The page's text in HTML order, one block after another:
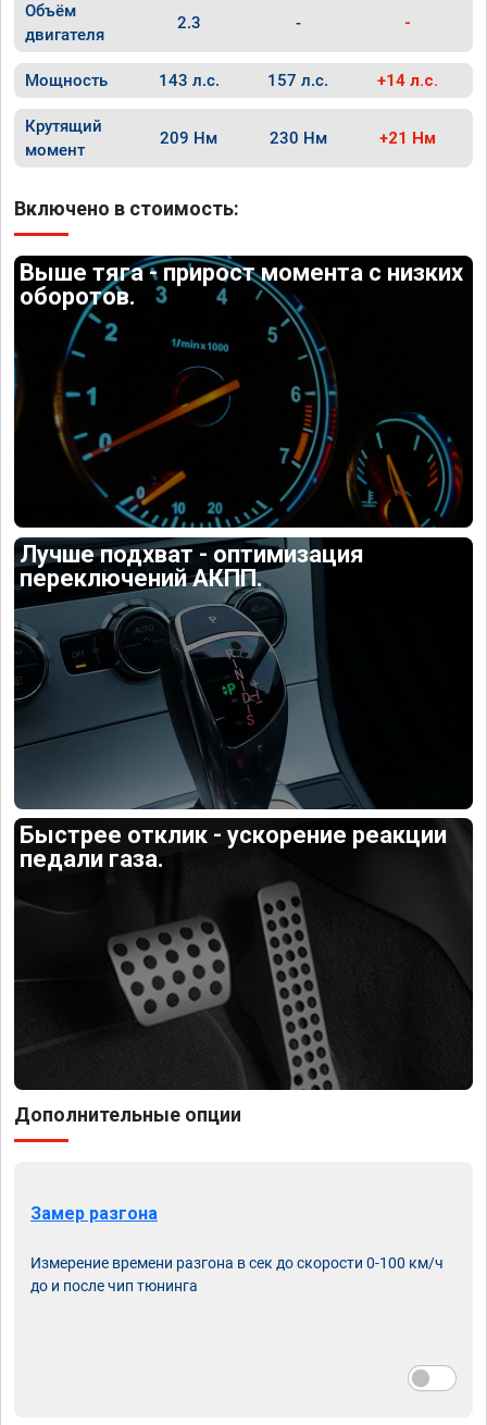
Объём
двигателя
2.3 - -
Мощность 143 л.с. 157 л.с. +14 л.с.
Крутящий
момент
209 Нм 230 Нм +21 Нм
Включено в стоимость:
Выше тяга - прирост момента с низких
оборотов.
Лучше подхват - оптимизация
переключений АКПП.
Быстрее отклик - ускорение реакции
педали газа.
Дополнительные опции
Замер разгона
Измерение времени разгона в сек до скорости 0-100 км/ч
до и после чип тюнинга